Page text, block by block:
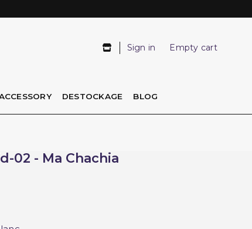
Sign in Empty cart
DESTOCKAGE BLOG
02 - Ma Chachia